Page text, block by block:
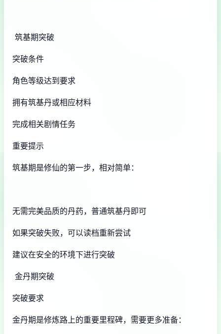
筑基期突破
突破条件
角色等级达到要求
拥有筑基丹或相应材料
完成相关剧情任务
重要提示
筑基期是修仙的第一步，相对简单：
无需完美品质的丹药，普通筑基丹即可
如果突破失败，可以读档重新尝试
建议在安全的环境下进行突破
金丹期突破
突破要求
金丹期是修炼路上的重要里程碑，需要更多准备：